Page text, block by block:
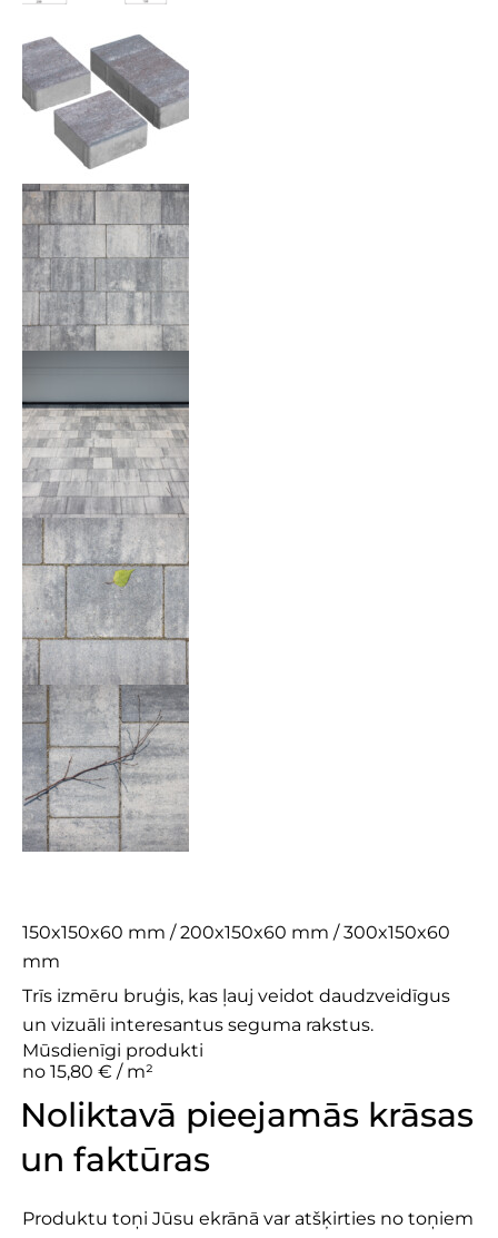
150x150x60 mm / 200x150x60 mm / 300x150x60
mm
Trīs izmēru bruģis, kas ļauj veidot daudzveidīgus
un vizuāli interesantus seguma rakstus.
Mūsdienīgi produkti
no 15,80 € / m²
Noliktavā pieejamās krāsas
un faktūras
Produktu toņi Jūsu ekrānā var atšķirties no toņiem